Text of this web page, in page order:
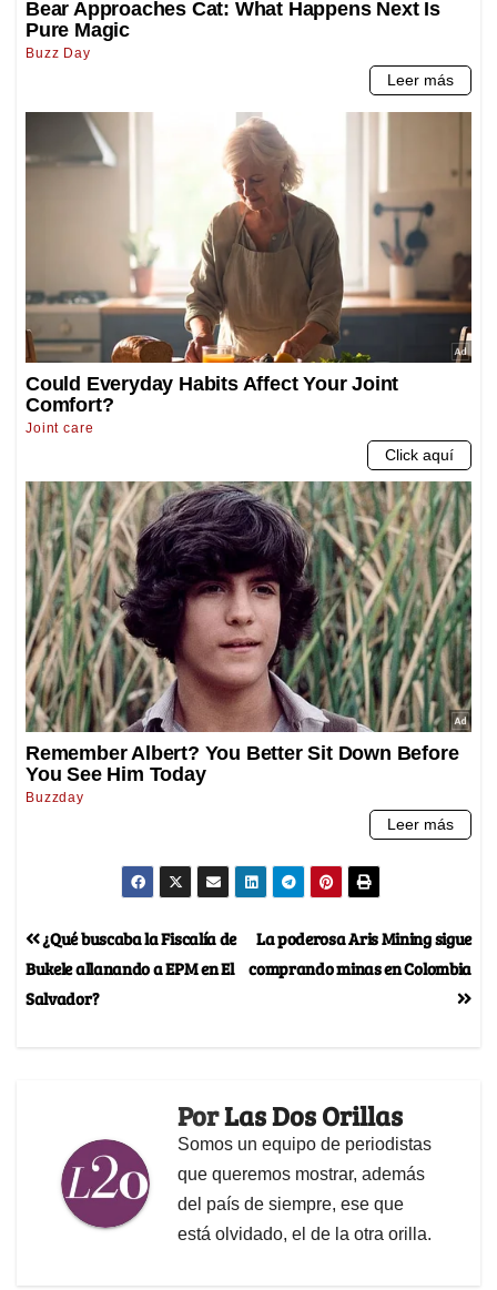
La poderosa Aris Mining sigue
comprando minas en Colombia
¿Qué buscaba la Fiscalía de
Bukele allanando a EPM en El
Salvador?
PorLas Dos Orillas
Somos un equipo de periodistas
que queremos mostrar, además
del país de siempre, ese que
está olvidado, el de la otra orilla.